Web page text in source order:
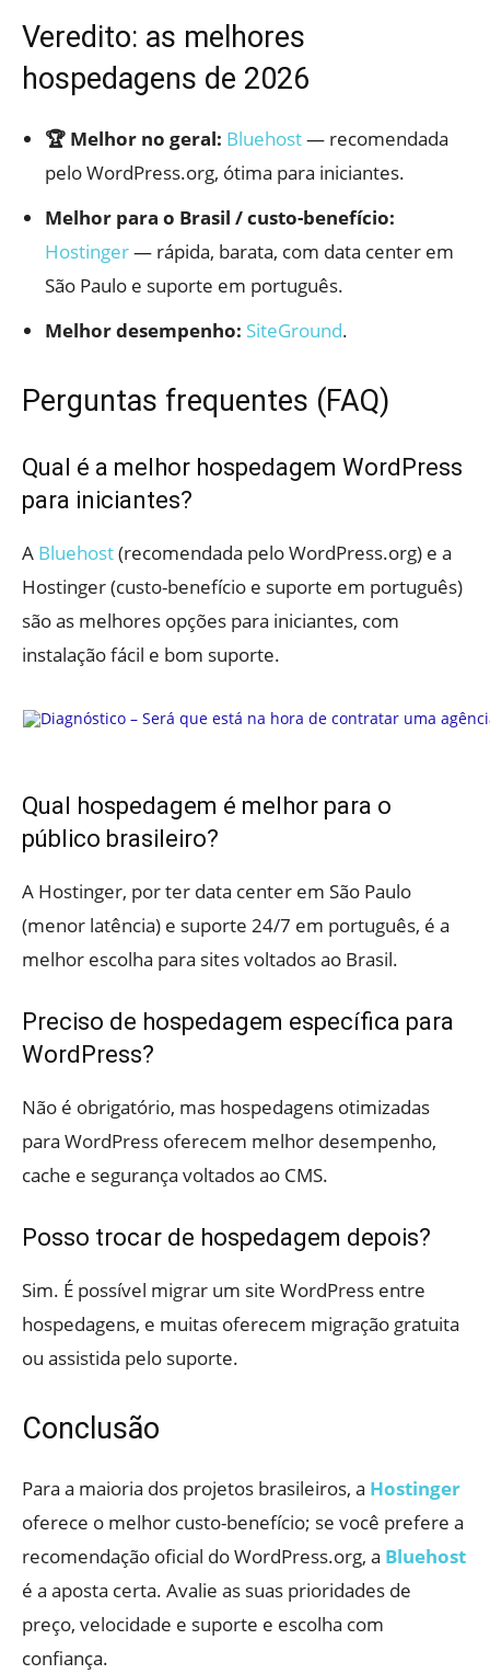
Veredito: as melhores
hospedagens de 2026
🏆 Melhor no geral: Bluehost— recomendada
pelo WordPress.org, ótima para iniciantes.
Melhor para o Brasil / custo-benefício:
Hostinger— rápida, barata, com data center em
São Paulo e suporte em português.
Melhor desempenho: SiteGround.
Perguntas frequentes (FAQ)
Qual é a melhor hospedagem WordPress
para iniciantes?
A Bluehost(recomendada pelo WordPress.org) e a
Hostinger (custo-benefício e suporte em português)
são as melhores opções para iniciantes, com
instalação fácil e bom suporte.
Qual hospedagem é melhor para o
público brasileiro?
A Hostinger, por ter data center em São Paulo
(menor latência) e suporte 24/7 em português, é a
melhor escolha para sites voltados ao Brasil.
Preciso de hospedagem específica para
WordPress?
Não é obrigatório, mas hospedagens otimizadas
para WordPress oferecem melhor desempenho,
cache e segurança voltados ao CMS.
Posso trocar de hospedagem depois?
Sim. É possível migrar um site WordPress entre
hospedagens, e muitas oferecem migração gratuita
ou assistida pelo suporte.
Conclusão
Para a maioria dos projetos brasileiros, a Hostinger
oferece o melhor custo-benefício; se você prefere a
recomendação oficial do WordPress.org, a Bluehost
é a aposta certa. Avalie as suas prioridades de
preço, velocidade e suporte e escolha com
confiança.